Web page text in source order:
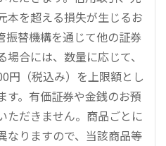
本を超える損失が生じるお
振替機構を通じて他の証券
合には、数量に応じて、
円（税込み）を上限額とし
す。有価証券や金銭のお預
ただきません。商品ごとに
なりますので、当該商品等